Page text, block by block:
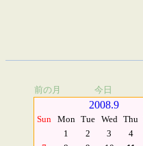
前の月 今日
2008.9
Sun Mon Tue Wed Thu
1
2 3 4